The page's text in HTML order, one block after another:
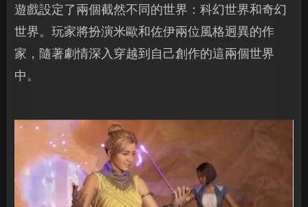
遊戲設定了兩個截然不同的世界：科幻世界和奇幻
世界。玩家將扮演米歐和佐伊兩位風格迥異的作
家，隨著劇情深入穿越到自己創作的這兩個世界
中。